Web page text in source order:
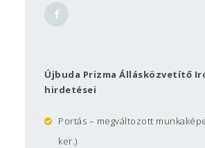
Nonprofit Kft. foglalkozás
több mint egy évtizedes
Munkatársaink
Csiszár Zsuzsanna
Ilcsik Dávid, ügyintéző
Újbuda Prizma Állásközvetítő
hirdetései
Portás – megváltozott
ker.)